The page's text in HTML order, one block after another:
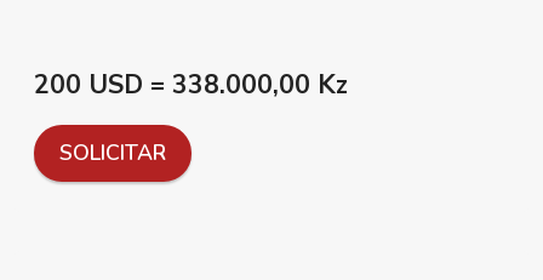
200 USD = 338.000,00 Kz
SOLICITAR